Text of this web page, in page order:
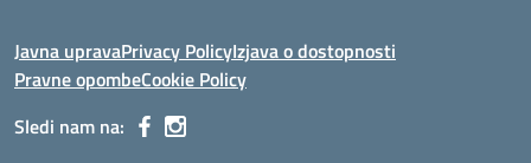
Javna upravaPrivacy PolicyIzjava o dostopnosti
Pravne opombeCookie Policy
Sledi nam na: